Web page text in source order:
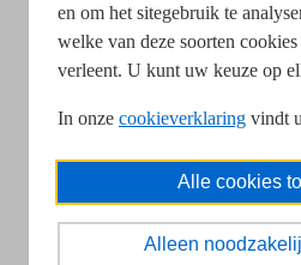
en om het sitegebruik te
welke van deze soorten
verleent. U kunt uw keuze op
In onze cookieverklaring vindt
Alle cookies
Alleen